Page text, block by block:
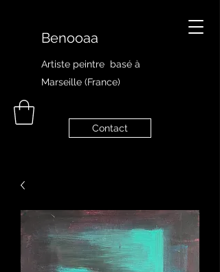
Benooaa
Artiste peintre basé à
Marseille (France)
Contact